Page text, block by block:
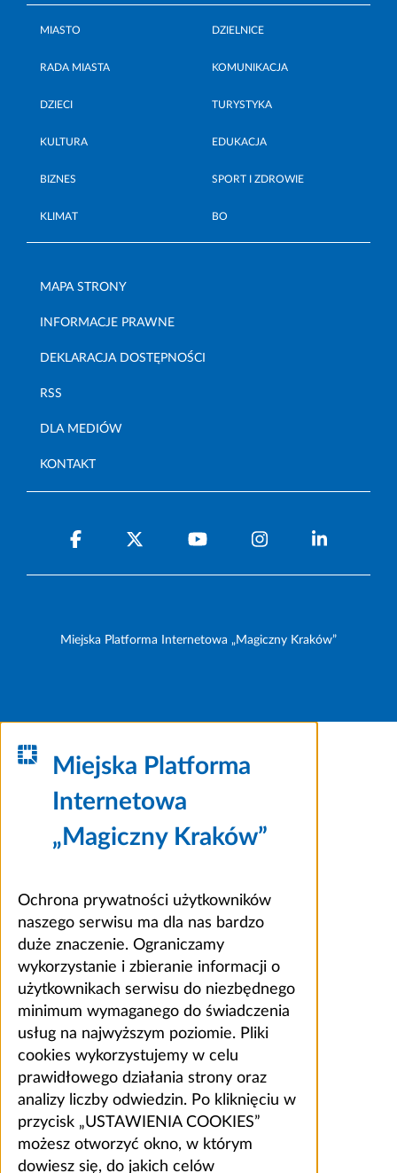
MIASTO DZIELNICE
RADA MIASTA KOMUNIKACJA
DZIECI TURYSTYKA
KULTURA EDUKACJA
BIZNES SPORT I ZDROWIE
KLIMAT BO
MAPA STRONY
INFORMACJE PRAWNE
DEKLARACJA DOSTĘPNOŚCI
RSS
DLA MEDIÓW
KONTAKT
Miejska Platforma Internetowa „Magiczny Kraków”
Miejska Platforma
Internetowa
„Magiczny Kraków”
Ochrona prywatności użytkowników
naszego serwisu ma dla nas bardzo
duże znaczenie. Ograniczamy
wykorzystanie i zbieranie informacji o
użytkownikach serwisu do niezbędnego
minimum wymaganego do świadczenia
usług na najwyższym poziomie. Pliki
cookies wykorzystujemy w celu
prawidłowego działania strony oraz
analizy liczby odwiedzin. Po kliknięciu w
przycisk „USTAWIENIA COOKIES”
możesz otworzyć okno, w którym
dowiesz się, do jakich celów